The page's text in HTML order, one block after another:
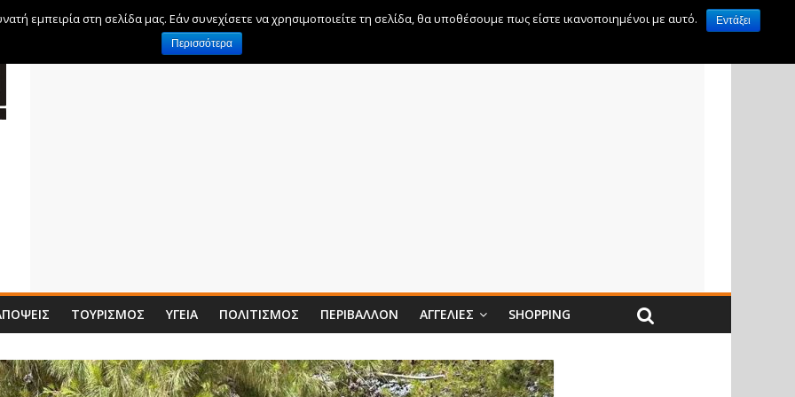
ΤΟΥΡΙΣΜΌΣ ΥΓΕΊΑ ΠΟΛΙΤΙΣΜΌΣ ΠΕΡΙΒΆΛΛΟΝ ΑΓΓΕΛΊΕΣ SHOPPING
εμπειρία στη σελίδα μας. Εάν συνεχίσετε να χρησιμοποιείτε τη σελίδα, θα υποθέσουμε πως είστε ικανοποιημένοι με αυτό.
Εντάξει
Περισσότερα